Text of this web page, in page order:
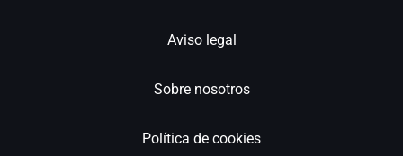
Aviso legal
Sobre nosotros
Política de cookies